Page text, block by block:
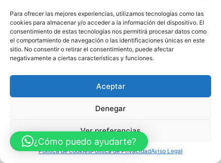
Para ofrecer las mejores experiencias, utilizamos tecnologías como las
cookies para almacenar y/o acceder a la información del dispositivo. El
consentimiento de estas tecnologías nos permitirá procesar datos como
el comportamiento de navegación o las identificaciones únicas en este
sitio. No consentir o retirar el consentimiento, puede afectar
negativamente a ciertas características y funciones.
Aceptar
Denegar
Ver preferencias
Política de cookiesPolítica de PrivacidadAviso Legal
Aviso Legal Política de Privacidad Política de Cookies
Accesibilidad Mapa web
FINANCIADO POR LA UNIÓN EUROPEA CON EL PROGRAMA KIT
DIGITAL POR LOS FONDOS NEXT GENERATION (EU) DEL
MECANISMO DE RECUPERACIÓN Y RESILENCIA
¿Cómo puedo ayudarte?